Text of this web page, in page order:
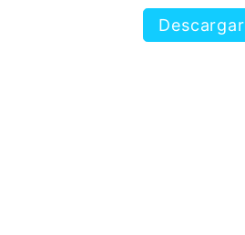
Descargar